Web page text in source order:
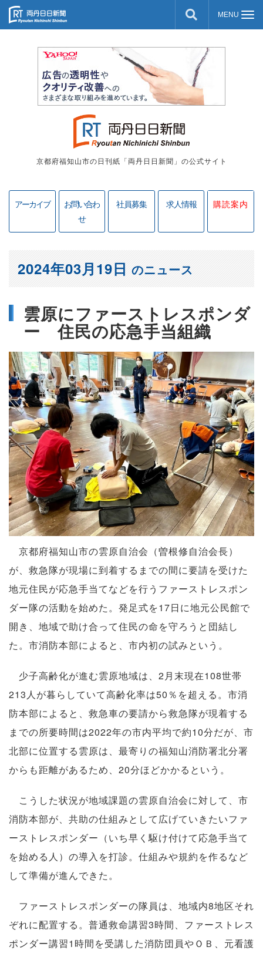
京都府福知山市の日刊紙「両丹日日新聞」の公式サイト
アーカイブ
お問い合わ
せ
社員募集 求人情報 購読案内
雲原にファーストレスポンダ
ー 住民の応急手当組織
2024年03月19日のニュース
京都府福知山市の雲原自治会（曽根修自治会長）
が、救急隊が現場に到着するまでの間に要請を受けた
地元住民が応急手当てなどを行うファーストレスポン
ダー隊の活動を始めた。発足式を17日に地元公民館で
開き、地域で助け合って住民の命を守ろうと団結し
た。市消防本部によると、市内初の試みという。
少子高齢化が進む雲原地域は、2月末現在108世帯
213人が暮らしていて高齢化率は50％を超える。市消
防本部によると、救急車の要請から救急隊が現着する
までの所要時間は2022年の市内平均で約10分だが、市
北部に位置する雲原は、最寄りの福知山消防署北分署
からも距離があるため、20分ほどかかるという。
こうした状況が地域課題の雲原自治会に対して、市
消防本部が、共助の仕組みとして広げていきたいファ
ーストレスポンダー（いち早く駆け付けて応急手当て
を始める人）の導入を打診。仕組みや規約を作るなど
して準備が進んできた。
ファーストレスポンダーの隊員は、地域内8地区それ
ぞれに配置する。普通救命講習3時間、ファーストレス
ポンダー講習1時間を受講した消防団員やＯＢ、元看護